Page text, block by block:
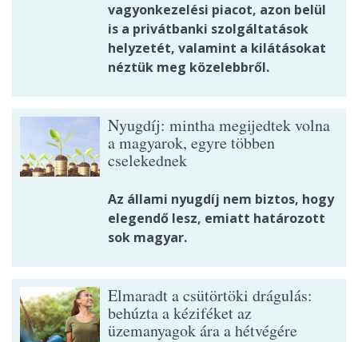
vagyonkezelési piacot, azon belül
is a privátbanki szolgáltatások
helyzetét, valamint a kilátásokat
néztük meg közelebbről.
Nyugdíj: mintha megijedtek volna
a magyarok, egyre többen
cselekednek
Az állami nyugdíj nem biztos, hogy
elegendő lesz, emiatt határozott
sok magyar.
Elmaradt a csütörtöki drágulás:
behúzta a kéziféket az
üzemanyagok ára a hétvégére